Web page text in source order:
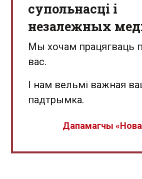
супольнасці і
незалежных
Мы хочам працягваць
вас.
І нам вельмі важная
падтрымка.
Дапамагчы